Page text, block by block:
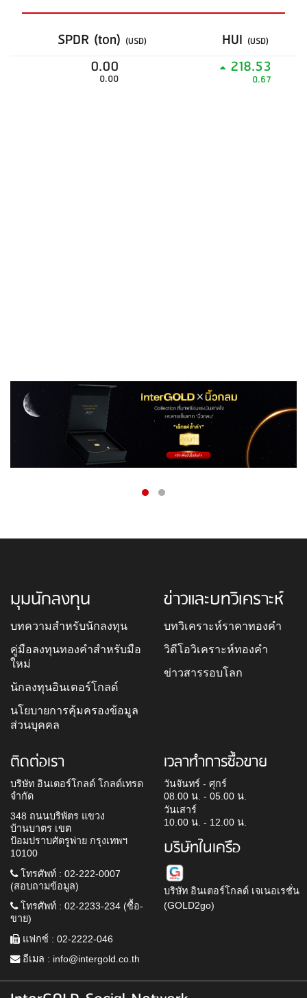
SPDR (ton) (USD) HUI (USD)
0.00
0.00
218.53
0.67
มุมนักลงทุน
บทความสำหรับนักลงทุน
คู่มือลงทุนทองคำสำหรับมือ
ใหม่
นักลงทุนอินเตอร์โกลด์
นโยบายการคุ้มครองข้อมูล
ส่วนบุคคล
ข่าวและบทวิเคราะห์
บทวิเคราะห์ราคาทองคำ
วิดีโอวิเคราะห์ทองคำ
ข่าวสารรอบโลก
ติดต่อเรา
บริษัท อินเตอร์โกลด์ โกลด์เทรด
จำกัด
348 ถนนบริพัตร แขวง
บ้านบาตร เขต
ป้อมปราบศัตรูพ่าย กรุงเทพฯ
10100
โทรศัพท์ : 02-222-0007
(สอบถามข้อมูล)
โทรศัพท์ : 02-2233-234 (ซื้อ-
ขาย)
แฟกซ์ : 02-2222-046
อีเมล : info@intergold.co.th
เวลาทำการซื้อขาย
วันจันทร์ - ศุกร์
08.00 น. - 05.00 น.
วันเสาร์
10.00 น. - 12.00 น.
บริษัทในเครือ
บริษัท อินเตอร์โกลด์ เจเนอเรชั่น
(GOLD2go)